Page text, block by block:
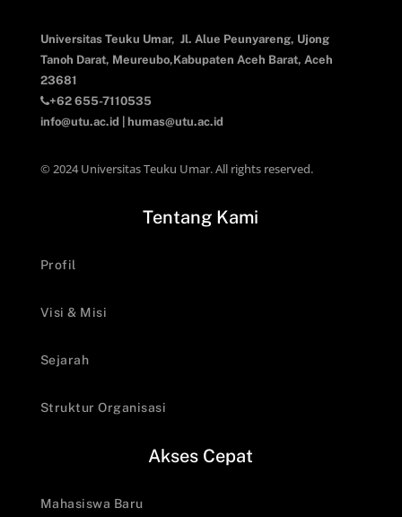
Universitas Teuku Umar, Jl. Alue Peunyareng, Ujong
Tanoh Darat, Meureubo,Kabupaten Aceh Barat, Aceh
23681
+62 655-7110535
info@utu.ac.id | humas@utu.ac.id
© 2024 Universitas Teuku Umar. All rights reserved.
Tentang Kami
Profil
Visi & Misi
Sejarah
Struktur Organisasi
Akses Cepat
Mahasiswa Baru